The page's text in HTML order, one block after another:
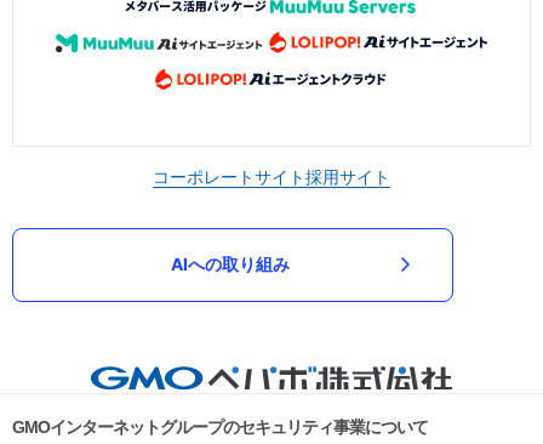
コーポレートサイト採用サイト
AIへの取り組み
GMOインターネットグループのセキュリティ事業について